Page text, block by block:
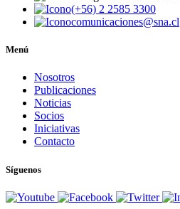
(+56) 2 2585 3300
comunicaciones@sna.cl
Menú
Nosotros
Publicaciones
Noticias
Socios
Iniciativas
Contacto
Síguenos